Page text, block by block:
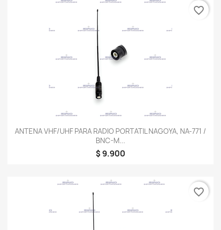
ANTENA VHF/UHF PARA RADIO PORTATIL NAGOYA, NA-771 /
BNC-M...
$ 9.900
favorite_border
favorite_border